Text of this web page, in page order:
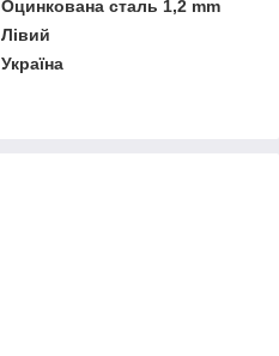
Оцинкована сталь 1,2 mm
Лівий
Україна